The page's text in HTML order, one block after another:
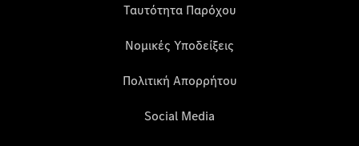
Ταυτότητα Παρόχου
Νομικές Υποδείξεις
Πολιτική Απορρήτου
Social Media